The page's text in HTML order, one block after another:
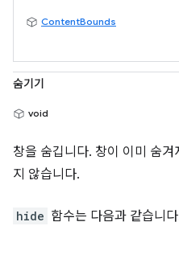
ContentBounds
숨기기
void
창을 숨깁니다. 창이 이미 숨
지 않습니다.
hide 함수는 다음과 같습니